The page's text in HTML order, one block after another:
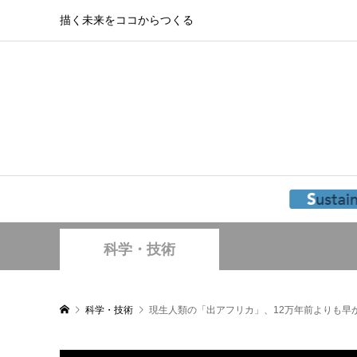
描く未来をココからつくる
科学・技術
科学・技術 現生人類の「出アフリカ」、12万年前よりも早